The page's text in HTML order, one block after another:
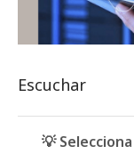
Escuchar
💡